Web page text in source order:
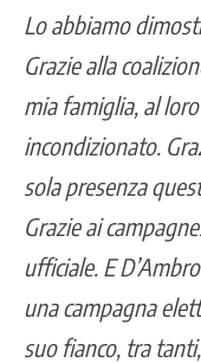
Lo abbiamo
Grazie alla
mia famiglia, al
incondizionato.
sola presenza
Grazie ai
ufficiale. E
una campagna
suo fianco, tra